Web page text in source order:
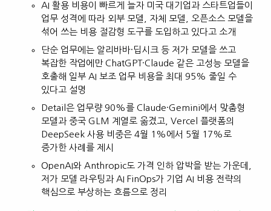
AI 활용 비용이 빠르게 늘자 미국 대기업과 스타트업들이
업무 성격에 따라 외부 모델, 자체 모델, 오픈소스 모델을
섞어 쓰는 비용 절감형 도구를 도입하고 있다고 소개
단순 업무에는 알리바바·딥시크 등 저가 모델을 쓰고
복잡한 작업에만 ChatGPT·Claude 같은 고성능 모델을
호출해 일부 AI 보조 업무 비용을 최대 95% 줄일 수
있다고 설명
Detail은 업무량 90%를 Claude·Gemini에서 맞춤형
모델과 중국 GLM 계열로 옮겼고, Vercel 플랫폼의
DeepSeek 사용 비중은 4월 1%에서 5월 17%로
증가한 사례를 제시
OpenAI와 Anthropic도 가격 인하 압박을 받는 가운데,
저가 모델 라우팅과 AI FinOps가 기업 AI 비용 전략의
핵심으로 부상하는 흐름으로 정리